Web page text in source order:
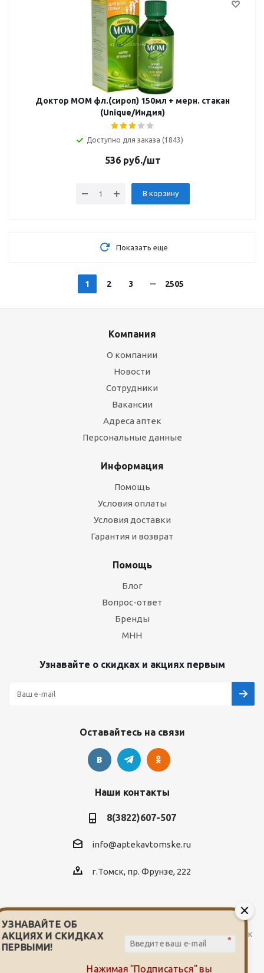
Доктор МОМ фл.(сироп) 150мл + мерн. стакан
(Unique/Индия)
Доступно для заказа (1843)
536руб./шт
В корзину
Показать еще
1 2 3 2505
Компания
О компании
Новости
Сотрудники
Вакансии
Адреса аптек
Персональные данные
Информация
Помощь
Условия оплаты
Условия доставки
Гарантия и возврат
Помощь
Блог
Вопрос-ответ
Бренды
МНН
Узнавайте о скидках и акциях первым
Оставайтесь на связи
Наши контакты
8(3822)607-507
info@aptekavtomske.ru
г.Томск, пр. Фрунзе, 222
2026 © Служба заказа и доставки лекарств от сети аптек
"Мой доктор"
УЗНАВАЙТЕ ОБ
АКЦИЯХ И СКИДКАХ
ПЕРВЫМИ!
Нажимая "Подписаться" вы